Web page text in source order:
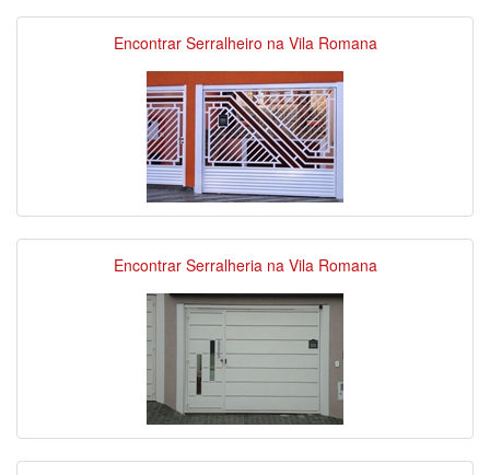
Encontrar Serralheiro na Vila Romana
Encontrar Serralheria na Vila Romana